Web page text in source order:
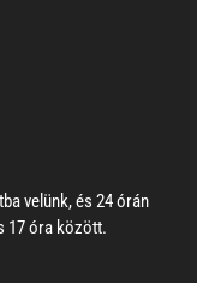
velünk, és 24 órán
17 óra között.